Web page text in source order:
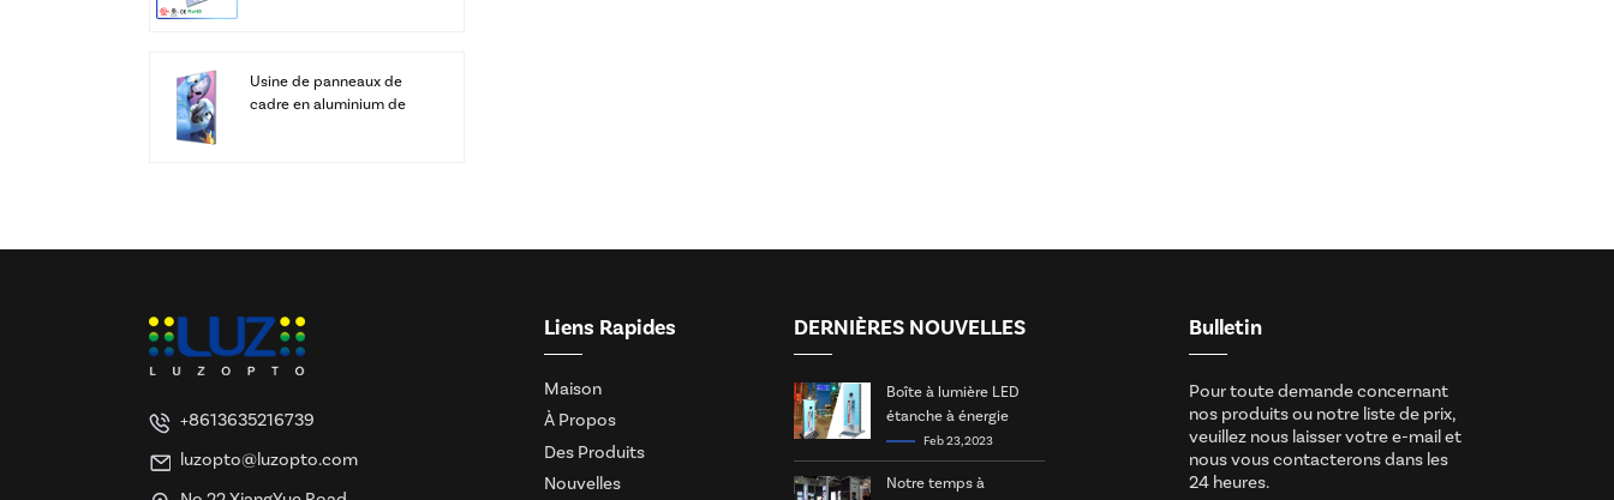
Usine de panneaux de
cadre en aluminium de
+8613635216739
luzopto@luzopto.com
Liens Rapides
Maison
À Propos
Des Produits
Nouvelles
DERNIÈRES NOUVELLES
Boîte à lumière LED
étanche à énergie
solaireFeb 23, 2023
Notre temps à
Bulletin
Pour toute demande concernant
nos produits ou notre liste de prix,
veuillez nous laisser votre e-mail et
nous vous contacterons dans les
24 heures.